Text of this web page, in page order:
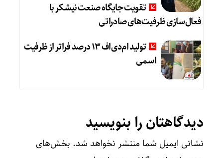
تقویت جایگاه صنعت نیشکر با
فعال‌سازی ظرفیت‌های صادراتی
تولید ام‌دی‌اف ۱۳ درصد فراتر از ظرفیت
اسمی
دیدگاهتان را بنویسید
نشانی ایمیل شما منتشر نخواهد شد. بخش‌های